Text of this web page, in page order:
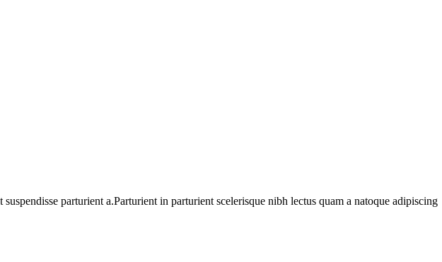
parturient a.Parturient in parturient scelerisque nibh lectus quam a natoque adipiscing